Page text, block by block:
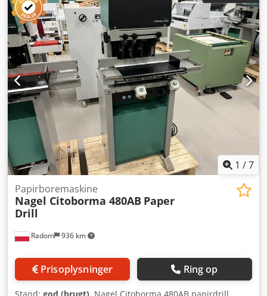
45-170 mm. Bor-diameter: 2-20 mm. Stakhøjde: 60 mm.
Styres via elektrisk fodpedal. Affald ledes til en ekstern
opsamlingshylster. Cjdpfozmu E Eex Adijha Boringsbordet
er justerbart i alle retninger (sider, for/bag) og har stop til
indstilling af boreafstand (til ikke-standard boringer).
Derudover er der monteret et særligt modul til
standardafstande i bordet. Desuden har bordet to
bevægelige anslag. Maskinen har automatisk udløsende
bordlås efter hver cyklus, hvilket muliggør flytning af
bordet til næste position. Sættet inkluderer bor, værktøj og
instruktioner.
1 /7
Radom 936 km
Papirboremaskine
Nagel Citoborma 480AB Paper
Drill
Prisoplysninger Ring op